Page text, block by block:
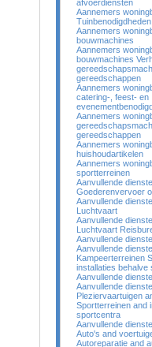
afvoerdiensten
Aannemers
Tuinbenodigdheden
Aannemers
bouwmachines
Aannemers
bouwmachines
gereedschappen
Aannemers
catering-, feest- en
Aannemers
gereedschappen
Aannemers
huishoudartikelen
Aannemers
sportterreinen
Aanvullende
Goederenvervoer
Aanvullende
Luchtvaart
Aanvullende
Luchtvaart
Aanvullende
Aanvullende
Kampeerterreinen
installaties behalve
Aanvullende
Aanvullende
Pleziervaartuigen
Sportterreinen and
sportcentra
Aanvullende
Auto's and
Autoreparatie and